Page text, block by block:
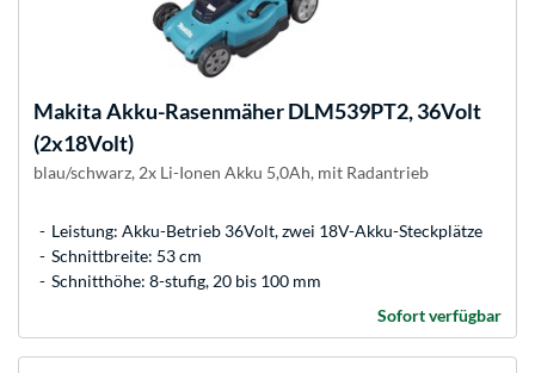
MakitaAkku-Rasenmäher DLM539PT2, 36Volt
(2x18Volt)
blau/schwarz, 2x Li-Ionen Akku 5,0Ah, mit Radantrieb
Leistung: Akku-Betrieb 36Volt, zwei 18V-Akku-Steckplätze
Schnittbreite: 53 cm
Schnitthöhe: 8-stufig, 20 bis 100 mm
Sofort verfügbar